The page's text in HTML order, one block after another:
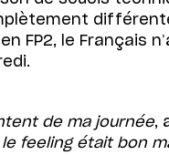
FP2, le Français
de ma journée,
le feeling était bon